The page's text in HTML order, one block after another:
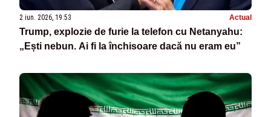
2 iun. 2026, 19:53 Actual
Trump, explozie de furie la telefon cu Netanyahu:
„Ești nebun. Ai fi la închisoare dacă nu eram eu”